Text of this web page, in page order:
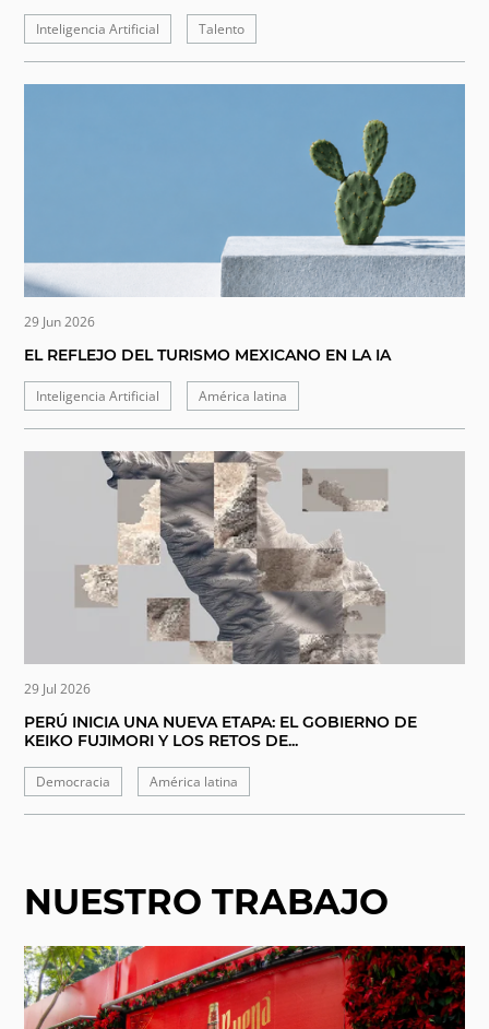
Inteligencia Artificial Talento
29 Jun 2026
EL REFLEJO DEL TURISMO MEXICANO EN LA IA
Inteligencia Artificial América latina
29 Jul 2026
PERÚ INICIA UNA NUEVA ETAPA: EL GOBIERNO DE
KEIKO FUJIMORI Y LOS RETOS DE...
Democracia América latina
NUESTRO TRABAJO